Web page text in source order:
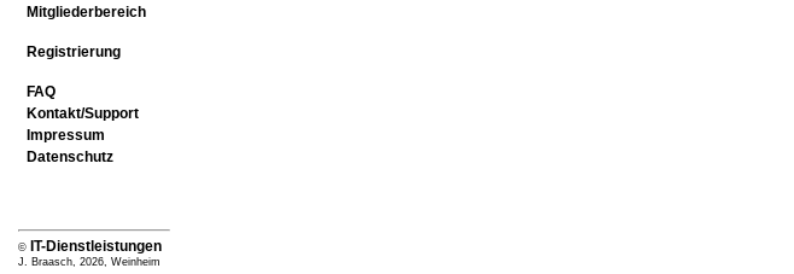
Mitgliederbereich
Registrierung
FAQ
Kontakt/Support
Impressum
Datenschutz
© IT-Dienstleistungen
J. Braasch, 2026, Weinheim